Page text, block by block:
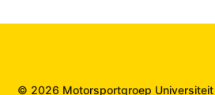
© 2026 Motorsportgroep Universiteit